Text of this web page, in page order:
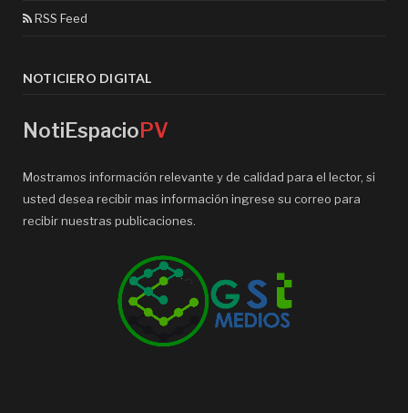
RSS Feed
NOTICIERO DIGITAL
NotiEspacioPV
Mostramos información relevante y de calidad para el lector, si
usted desea recibir mas información ingrese su correo para
recibir nuestras publicaciones.